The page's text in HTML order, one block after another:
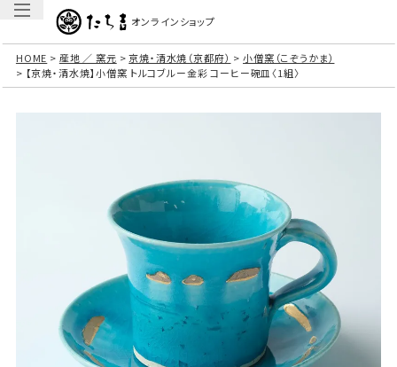
オンラインショップ
HOME 産地 ／ 窯元 京焼・清水焼（京都府）
小僧窯（こぞうかま）
【京焼・清水焼】小僧窯 トルコブルー金彩 コーヒー碗皿〈1組〉